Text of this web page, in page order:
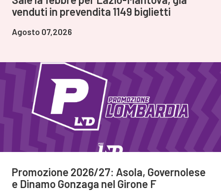
venduti in prevendita 1149 biglietti
Agosto 07,2026
Promozione 2026/27: Asola, Governolese
e Dinamo Gonzaga nel Girone F